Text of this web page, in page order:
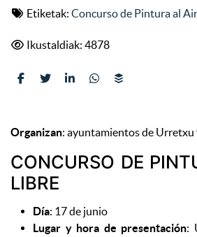
Etiketak: Concurso de Pintura al
Ikustaldiak: 4878
Organizan: ayuntamientos de Urretxu
CONCURSO DE
LIBRE
Día: 17 de junio
Lugar y hora de presentación: